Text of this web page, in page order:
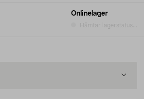
Onlinelager